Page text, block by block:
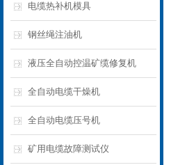
电缆热补机模具
钢丝绳注油机
液压全自动控温矿缆修复机
全自动电缆干燥机
全自动电缆压号机
矿用电缆故障测试仪